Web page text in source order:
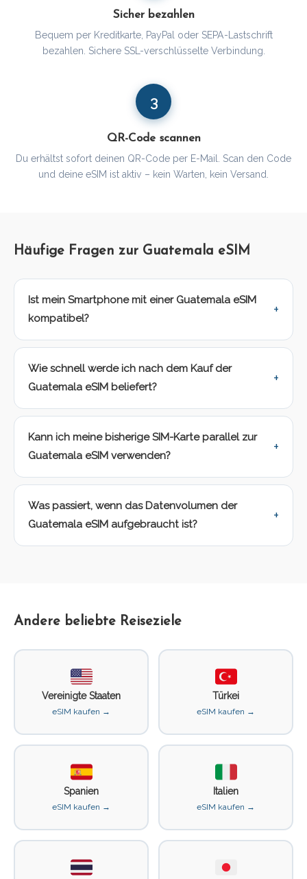
Sicher bezahlen
Bequem per Kreditkarte, PayPal oder SEPA-Lastschrift
bezahlen. Sichere SSL-verschlüsselte Verbindung.
3
QR-Code scannen
Du erhältst sofort deinen QR-Code per E-Mail. Scan den Code
und deine eSIM ist aktiv – kein Warten, kein Versand.
Häufige Fragen zur Guatemala eSIM
Ist mein Smartphone mit einer Guatemala eSIM
kompatibel?
Wie schnell werde ich nach dem Kauf der
Guatemala eSIM beliefert?
Kann ich meine bisherige SIM-Karte parallel zur
Guatemala eSIM verwenden?
Was passiert, wenn das Datenvolumen der
Guatemala eSIM aufgebraucht ist?
Andere beliebte Reiseziele
Vereinigte Staaten
eSIM kaufen →
Türkei
eSIM kaufen →
Spanien
eSIM kaufen →
Italien
eSIM kaufen →